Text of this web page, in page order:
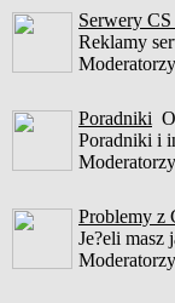
Serwery
Reklamy
Moderatorzy
Poradniki
Poradniki i
Moderatorzy
Problemy z
Je?eli masz
Moderatorzy